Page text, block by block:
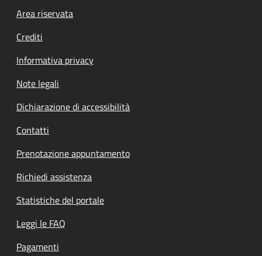
Footer menu
Area riservata
Crediti
Informativa privacy
Note legali
Dichiarazione di accessibilità
Contatti
Prenotazione appuntamento
Richiedi assistenza
Statistiche del portale
Leggi le FAQ
Pagamenti